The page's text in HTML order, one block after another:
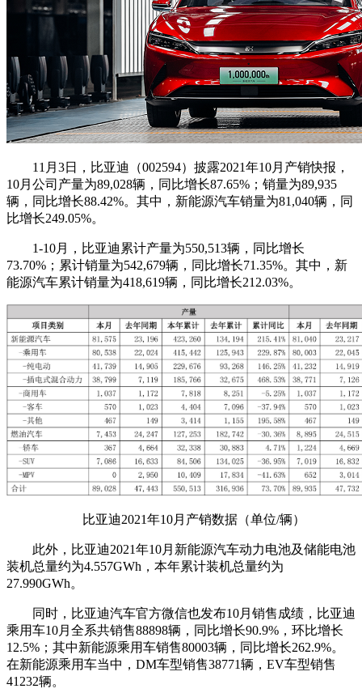
11月3日，比亚迪（002594）披露2021年10月产销快报，
10月公司产量为89,028辆，同比增长87.65%；销量为89,935
辆，同比增长88.42%。其中，新能源汽车销量为81,040辆，同
比增长249.05%。
1-10月，比亚迪累计产量为550,513辆，同比增长
73.70%；累计销量为542,679辆，同比增长71.35%。其中，新
能源汽车累计销量为418,619辆，同比增长212.03%。
比亚迪2021年10月产销数据（单位/辆）
此外，比亚迪2021年10月新能源汽车动力电池及储能电池
装机总量约为4.557GWh，本年累计装机总量约为
27.990GWh。
同时，比亚迪汽车官方微信也发布10月销售成绩，比亚迪
乘用车10月全系共销售88898辆，同比增长90.9%，环比增长
12.5%；其中新能源乘用车销售80003辆，同比增长262.9%。
在新能源乘用车当中，DM车型销售38771辆，EV车型销售
41232辆。